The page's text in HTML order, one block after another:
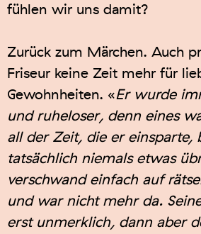
fühlen wir uns damit?
Zurück zum Märchen. Auch
Friseur keine Zeit mehr für
Gewohnheiten. «Er wurde
und ruheloser, denn eines
all der Zeit, die er einsparte,
tatsächlich niemals etwas
verschwand einfach auf
und war nicht mehr da.
erst unmerklich, dann aber